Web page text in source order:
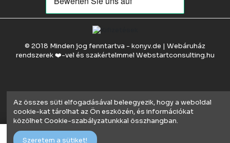
© 2018 Minden jog fenntartva - konyv.de | Webáruház
rendszerek ❤️-vel és szakértelmmel Webstartconsulting.hu
Az összes süti elfogadásával beleegyezik, hogy a weboldal
cookie-kat tárolhat az Ön eszközén, és információkat
közölhet Cookie-szabályzatunkkal összhangban.
Szeretem a sütiket!